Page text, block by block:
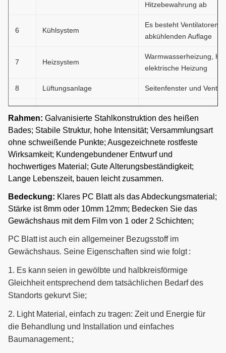
Hitzebewahrung ab
6 Kühlsystem
Es besteht Ventilatoren
abkühlenden Auflage
7 Heizsystem
Warmwasserheizung,
elektrische Heizung
8 Lüftungsanlage Seitenfenster und
9 Berieselungssystem
Es kann entsprechend
Gewächshauslänge und
besonders angefertigt
10
Mikro-
Berieselungsanlagensystem
Es kann entsprechend
Gewächshauslänge und
11 Füllen Sie Licht aus
Einfach bauen Sie helles
zusammen
12 Saatbeet Bewegliches säendes
13 Hydroponik
Es kann
kein Bedarf, Nährstoffe
bequem und
Exteral&internal-
Schattierungssystem
schattierende System.
Rahmen: Galvanisierte Stahlkonstruktion des heißen
Bades; Stabile Struktur, hohe Intensität; Versammlungsart
ohne schweißende Punkte; Ausgezeichnete rostfeste
Wirksamkeit; Kundengebundener Entwurf und
hochwertiges Material; Gute Alterungsbeständigkeit;
Lange Lebenszeit, bauen leicht zusammen.
Bedeckung: Klares PC Blatt als das Abdeckungsmaterial;
Stärke ist 8mm oder 10mm 12mm; Bedecken Sie das
Gewächshaus mit dem Film von 1 oder 2 Schichten;
PC Blatt ist auch ein allgemeiner Bezugsstoff im
Gewächshaus. Seine Eigenschaften sind wie folgt :
1. Es kann seien in gewölbte und halbkreisförmige
Gleichheit entsprechend dem tatsächlichen Bedarf des
Standorts gekurvt Sie;
2. Light Material, einfach zu tragen: Zeit und Energie für
die Behandlung und Installation und einfaches
Baumanagement.;